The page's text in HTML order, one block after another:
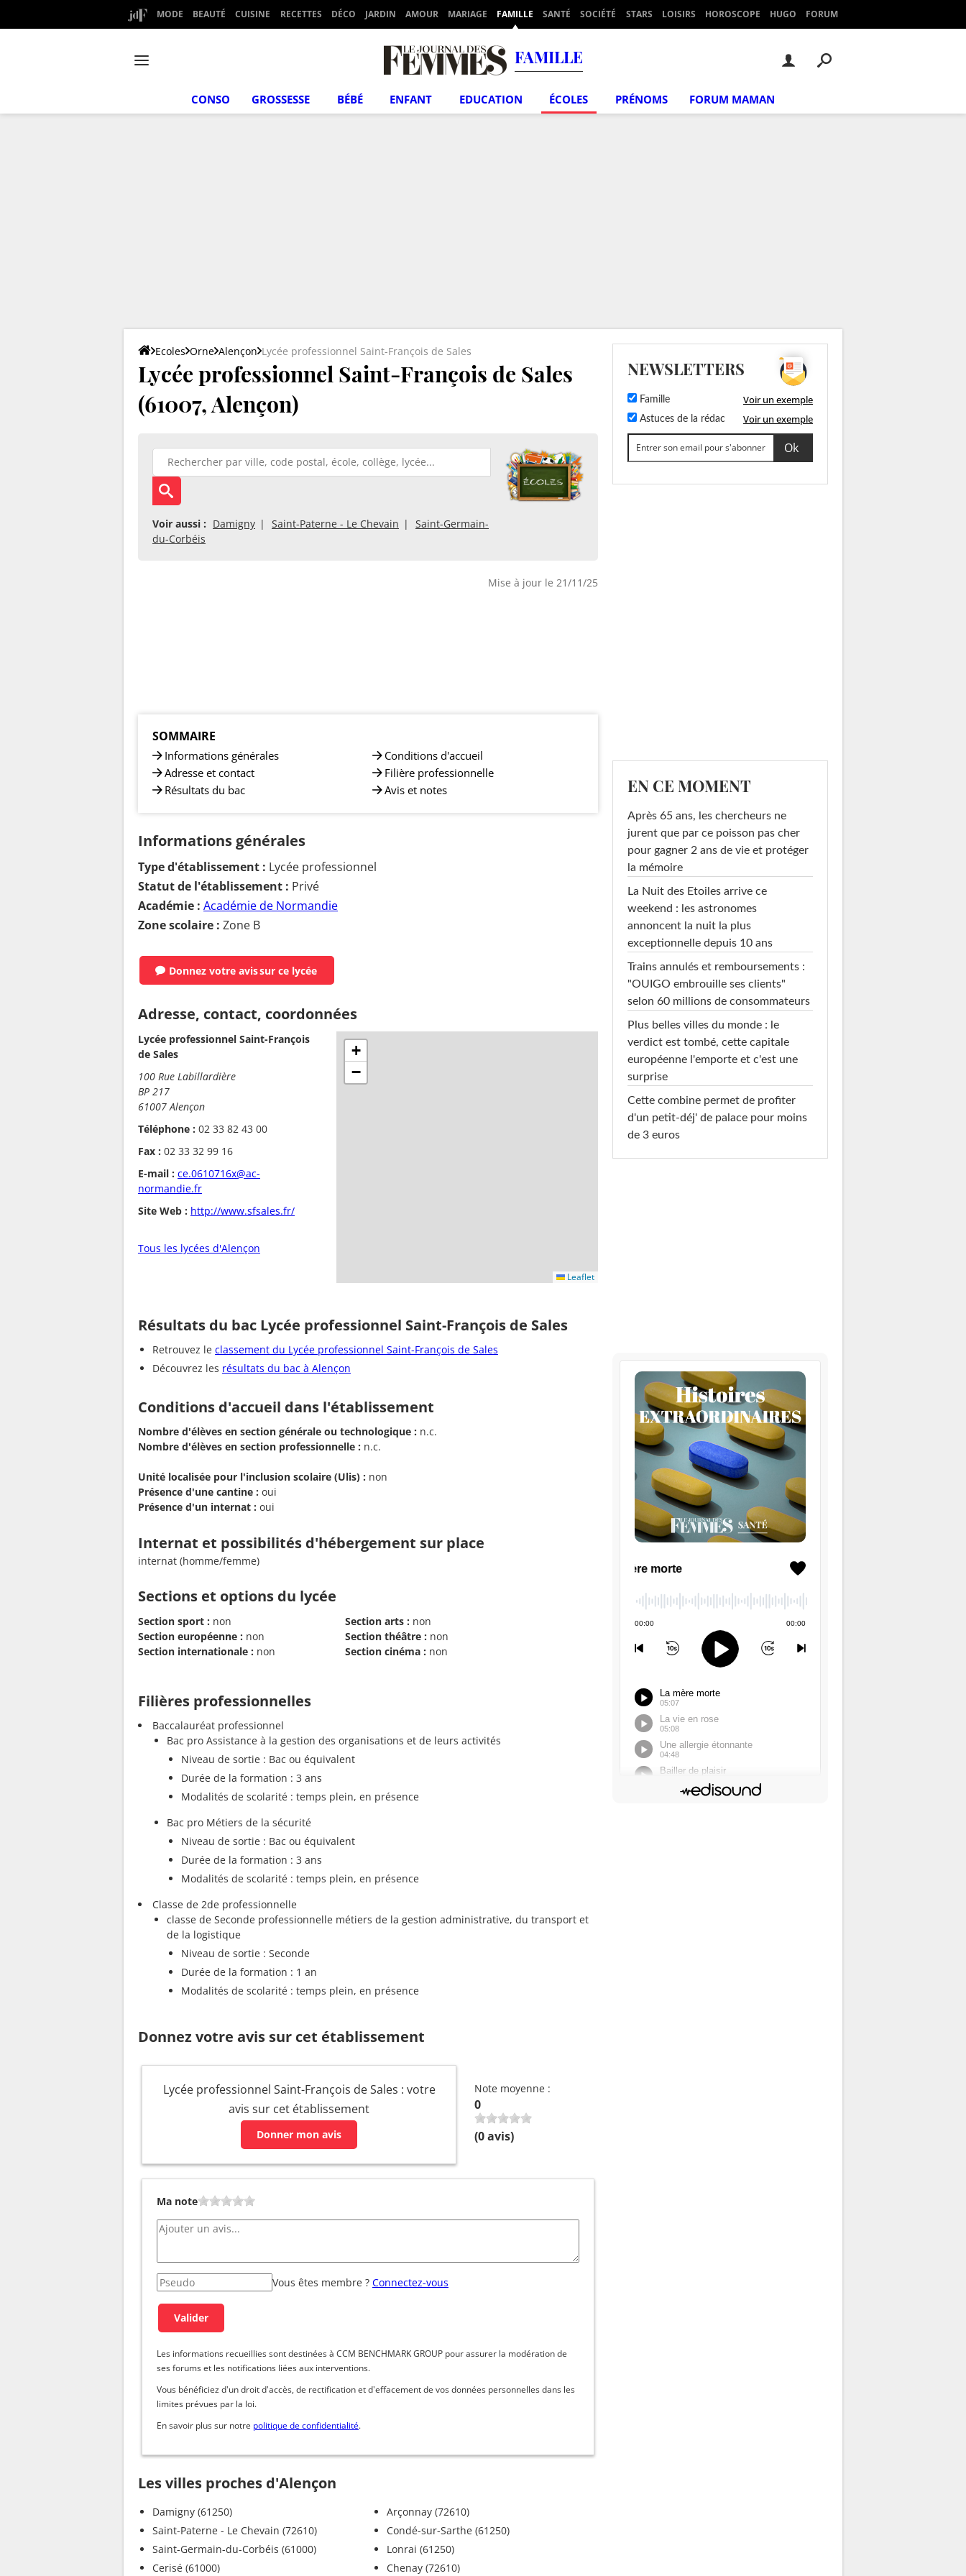
MODE BEAUTÉ CUISINE RECETTES DÉCO JARDIN AMOUR MARIAGE FAMILLE SANTÉ SOCIÉTÉ STARS LOISIRS HOROSCOPE HUGO FORUM
FAMILLE
CONSO GROSSESSE BÉBÉ ENFANT EDUCATION ÉCOLES PRÉNOMS FORUM MAMAN
Ecoles Orne Alençon Lycée professionnel Saint-François de Sales
Lycée professionnel Saint-François de Sales
(61007, Alençon)
Voir aussi : Damigny Saint-Paterne - Le Chevain
Saint-Germain-
du-Corbéis
Mise à jour le 21/11/25
SOMMAIRE
Informations générales
Adresse et contact
Résultats du bac
Conditions d'accueil
Filière professionnelle
Avis et notes
Informations générales
Type d'établissement : Lycée professionnel
Statut de l'établissement : Privé
Académie : Académie de Normandie
Zone scolaire : Zone B
Donnez votre avissur ce lycée
Adresse, contact, coordonnées
Lycée professionnel Saint-François
de Sales
100 Rue Labillardière
BP 217
61007 Alençon
Téléphone : 02 33 82 43 00
Fax : 02 33 32 99 16
E-mail : ce.0610716x@ac-
normandie.fr
Site Web : http://www.sfsales.fr/
Tous les lycées d'Alençon
+
−
Leaflet
Résultats du bac Lycée professionnel Saint-François de Sales
Retrouvez le classement du Lycée professionnel Saint-François de Sales
Découvrez les résultats du bac à Alençon
Conditions d'accueil dans l'établissement
Nombre d'élèves en section générale ou technologique : n.c.
Nombre d'élèves en section professionnelle : n.c.
Unité localisée pour l'inclusion scolaire (Ulis) : non
Présence d'une cantine : oui
Présence d'un internat : oui
Internat et possibilités d'hébergement sur place
internat (homme/femme)
Sections et options du lycée
Section sport : non
Section européenne : non
Section internationale : non
Section arts : non
Section théâtre : non
Section cinéma : non
Filières professionnelles
Baccalauréat professionnel
Bac pro Assistance à la gestion des organisations et de leurs activités
Niveau de sortie : Bac ou équivalent
Durée de la formation : 3 ans
Modalités de scolarité : temps plein, en présence
Bac pro Métiers de la sécurité
Niveau de sortie : Bac ou équivalent
Durée de la formation : 3 ans
Modalités de scolarité : temps plein, en présence
Classe de 2de professionnelle
classe de Seconde professionnelle métiers de la gestion administrative, du transport et
de la logistique
Niveau de sortie : Seconde
Durée de la formation : 1 an
Modalités de scolarité : temps plein, en présence
Donnez votre avis sur cet établissement
Lycée professionnel Saint-François de Sales : votre
avis sur cet établissement
Donner mon avis
Note moyenne :
0
(0avis)
Ma note
Vous êtes membre ? Connectez-vous
Les informations recueillies sont destinées à CCM BENCHMARK GROUP pour assurer la modération de
ses forums et les notifications liées aux interventions.
Vous bénéficiez d'un droit d'accès, de rectification et d'effacement de vos données personnelles dans les
limites prévues par la loi.
En savoir plus sur notre politique de confidentialité.
Les villes proches d'Alençon
Damigny (61250)
Saint-Paterne - Le Chevain (72610)
Saint-Germain-du-Corbéis (61000)
Cerisé (61000)
Arçonnay (72610)
Condé-sur-Sarthe (61250)
Lonrai (61250)
Chenay (72610)
NEWSLETTERS
Famille Voir un exemple
Astuces de la rédac Voir un exemple
EN CE MOMENT
Après 65 ans, les chercheurs ne
jurent que par ce poisson pas cher
pour gagner 2 ans de vie et protéger
la mémoire
La Nuit des Etoiles arrive ce
weekend : les astronomes
annoncent la nuit la plus
exceptionnelle depuis 10 ans
Trains annulés et remboursements :
"OUIGO embrouille ses clients"
selon 60 millions de consommateurs
Plus belles villes du monde : le
verdict est tombé, cette capitale
européenne l'emporte et c'est une
surprise
Cette combine permet de profiter
d'un petit-déj' de palace pour moins
de 3 euros